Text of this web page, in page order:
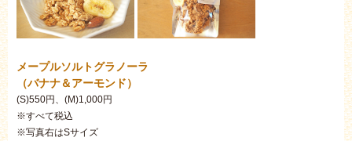
メープルソルトグラノーラ
（バナナ＆アーモンド）
(S)550円、(M)1,000円
※すべて税込
※写真右はSサイズ